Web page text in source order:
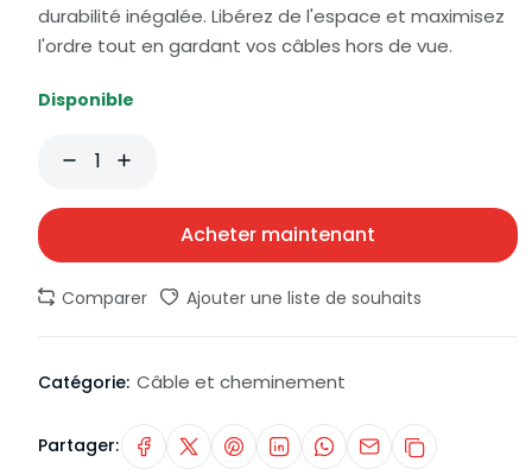
durabilité inégalée. Libérez de l'espace et maximisez
l'ordre tout en gardant vos câbles hors de vue.
Disponible
Acheter maintenant
Comparer Ajouter une liste de souhaits
Catégorie: Câble et cheminement
Partager: